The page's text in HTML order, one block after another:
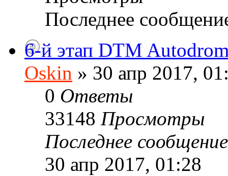
Последнее
6-й этап DTM
Oskin » 30 апр 2017,
0 Ответы
33148 Просмотры
Последнее
30 апр 2017, 01:28